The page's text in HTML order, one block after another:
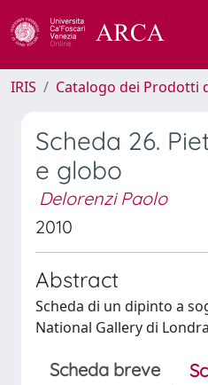
IRIS Catalogo dei Prodotti
Scheda 26.
e globo
Delorenzi Paolo
2010
Abstract
Scheda di un dipinto a
National Gallery di Londra
Scheda breve